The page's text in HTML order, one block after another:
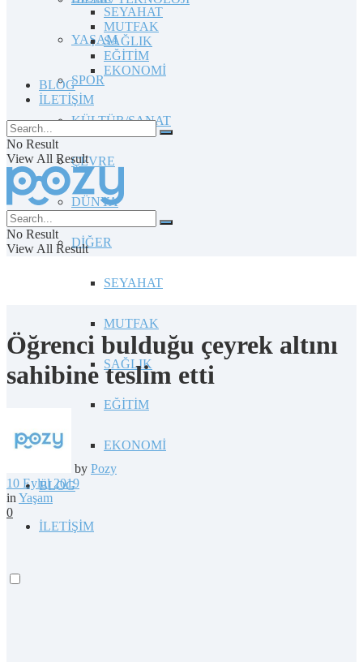
YAŞAM
SPOR
KÜLTÜR/SANAT
ÇEVRE
DÜNYA
DİĞER
SEYAHAT
MUTFAK
SAĞLIK
EĞİTİM
EKONOMİ
BLOG
İLETİŞİM
SEYAHAT
MUTFAK
SAĞLIK
EĞİTİM
EKONOMİ
BLOG
İLETİŞİM
No Result
View All Result
No Result
View All Result
Öğrenci bulduğu çeyrek altını
sahibine teslim etti
by Pozy
10 Eylül 2019
in Yaşam
0